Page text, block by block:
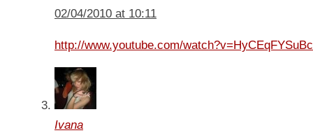
02/04/2010 at 10:11
http://www.youtube.com/
Ivana